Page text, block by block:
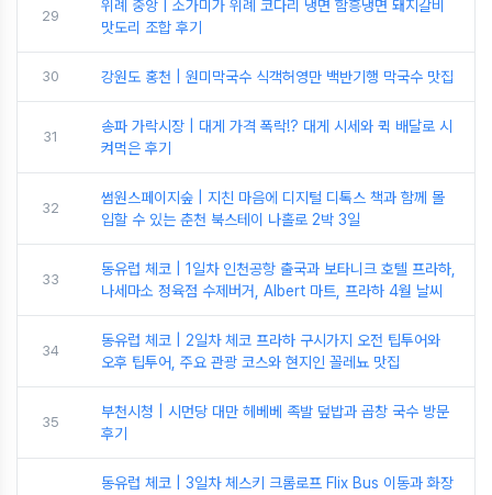
29
위례 중앙 | 소가미가 위례 코다리 냉면 함흥냉면 돼지갈비
맛도리 조합 후기
30 강원도 홍천 | 원미막국수 식객허영만 백반기행 막국수 맛집
31
송파 가락시장 | 대게 가격 폭락!? 대게 시세와 퀵 배달로 시
켜먹은 후기
32
썸원스페이지숲 | 지친 마음에 디지털 디톡스 책과 함께 몰
입할 수 있는 춘천 북스테이 나홀로 2박 3일
33
동유럽 체코 | 1일차 인천공항 출국과 보타니크 호텔 프라하,
나세마소 정육점 수제버거, Albert 마트, 프라하 4월 날씨
34
동유럽 체코 | 2일차 체코 프라하 구시가지 오전 팁투어와
오후 팁투어, 주요 관광 코스와 현지인 꼴레뇨 맛집
35
부천시청 | 시먼당 대만 헤베베 족발 덮밥과 곱창 국수 방문
후기
동유럽 체코 | 3일차 체스키 크롬로프 Flix Bus 이동과 화장